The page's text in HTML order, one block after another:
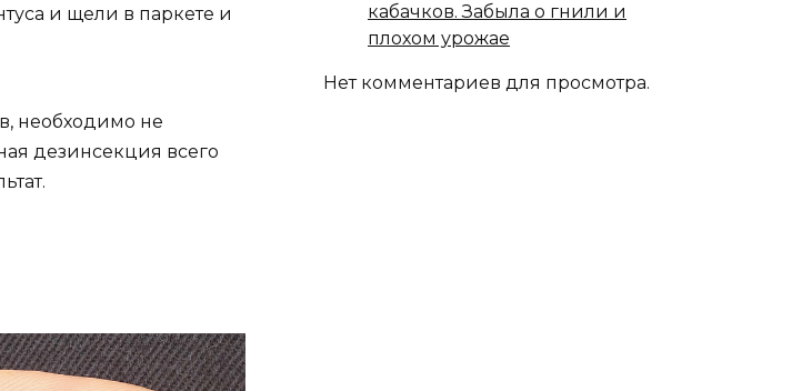
и щели в паркете и
необходимо не
дезинсекция всего
кабачков. Забыла о гнили и
плохом урожае
Нет комментариев для просмотра.